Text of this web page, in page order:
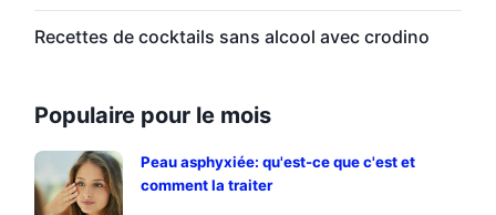
Recettes de cocktails sans alcool avec crodino
Populaire pour le mois
Peau asphyxiée: qu'est-ce que c'est et
comment la traiter